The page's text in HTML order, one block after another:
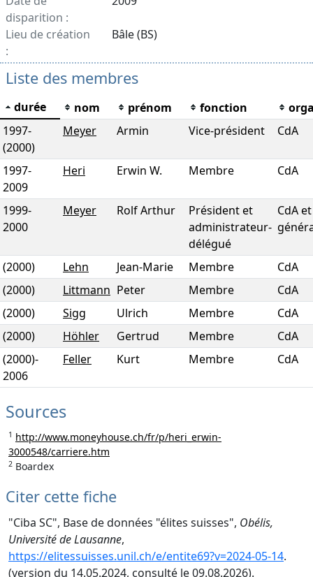
disparition :
Lieu de création
:
Bâle (BS)
Liste des membres
durée nom prénom fonction
1997-
(2000)
Meyer Armin Vice-président CdA
1997-
2009
Heri Erwin W. Membre CdA
1999-
2000
Meyer Rolf Arthur
Président et
administrateur-
délégué
CdA
(2000) Lehn Jean-Marie Membre
CdA
(2000)
Littmann Peter Membre
CdA
(2000)
Sigg Ulrich Membre
CdA
(2000)
Höhler Gertrud Membre
CdA
(2000)-
2006
Feller Kurt Membre CdA
Sources
1 http://www.moneyhouse.ch/fr/p/heri_erwin-
3000548/carriere.htm
2 Boardex
Citer cette fiche
"Ciba SC", Base de données "élites suisses", Obélis,
Université de Lausanne,
https://elitessuisses.unil.ch/e/entite69?v=2024-05-14.
(version du 14.05.2024, consulté le 09.08.2026).